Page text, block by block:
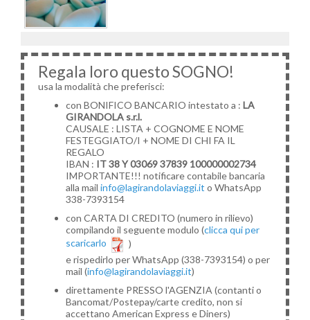
Regala loro questo SOGNO!
usa la modalità che preferisci:
con BONIFICO BANCARIO intestato a : LA
GIRANDOLA s.r.l.
CAUSALE : LISTA + COGNOME E NOME
FESTEGGIATO/I + NOME DI CHI FA IL
REGALO
IBAN : IT 38 Y 03069 37839 100000002734
IMPORTANTE!!! notificare contabile bancaria
alla mail info@lagirandolaviaggi.it o WhatsApp
338-7393154
con CARTA DI CREDITO (numero in rilievo)
compilando il seguente modulo (clicca qui per
scaricarlo
)
e rispedirlo per WhatsApp (338-7393154) o per
mail (info@lagirandolaviaggi.it)
direttamente PRESSO l'AGENZIA (contanti o
Bancomat/Postepay/carte credito, non si
accettano American Express e Diners)